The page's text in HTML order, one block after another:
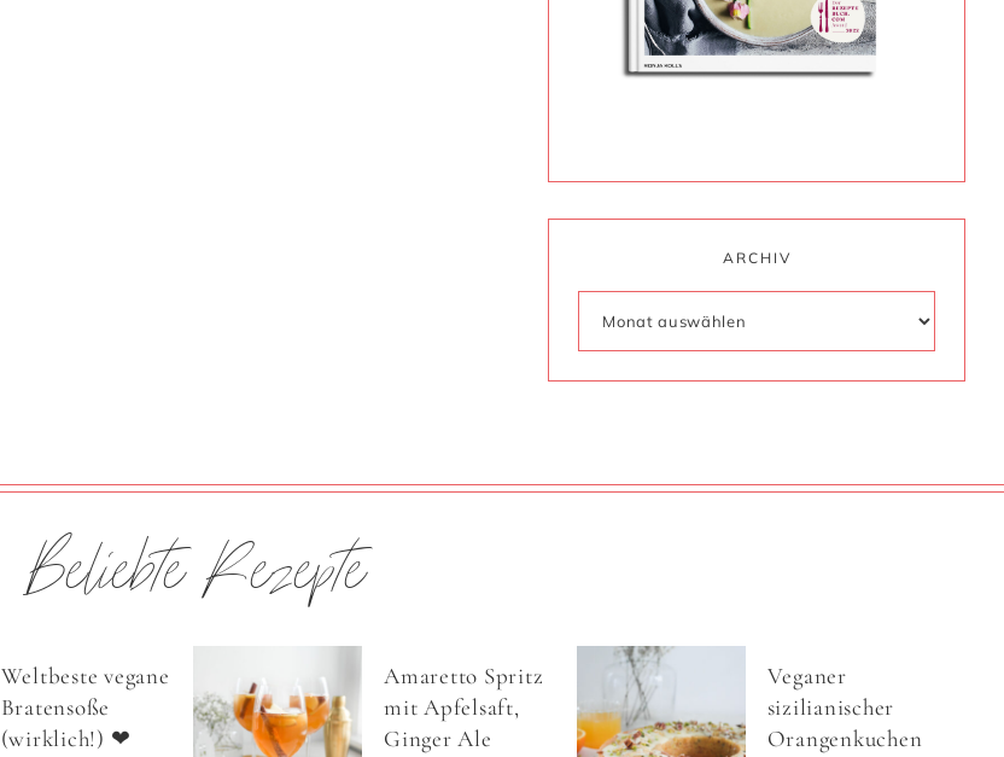
ARCHIV
Beliebte Rezepte
Weltbeste vegane
Bratensoße
(wirklich!) ❤
Amaretto Spritz
mit Apfelsaft,
Ginger Ale
Veganer
sizilianischer
Orangenkuchen